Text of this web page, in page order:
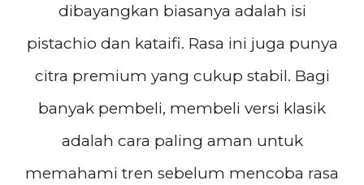
dibayangkan biasanya adalah isi
pistachio dan kataifi. Rasa ini juga punya
citra premium yang cukup stabil. Bagi
banyak pembeli, membeli versi klasik
adalah cara paling aman untuk
memahami tren sebelum mencoba rasa